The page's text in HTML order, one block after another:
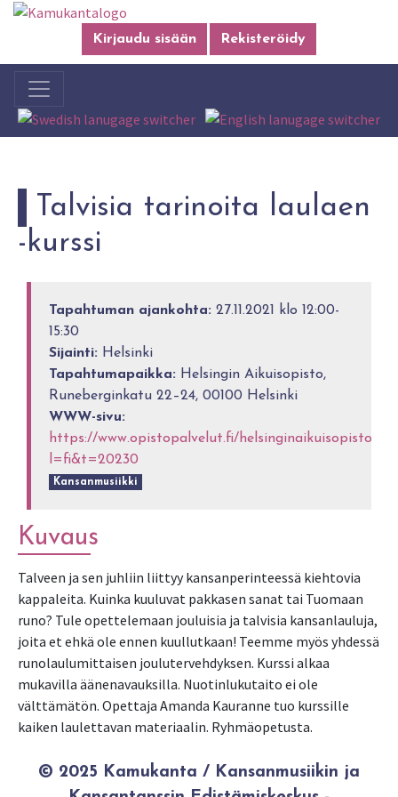
Kirjaudu sisään Rekisteröidy
Talvisia tarinoita laulaen
-kurssi
Tapahtuman ajankohta: 27.11.2021 klo 12:00-
15:30
Sijainti: Helsinki
Tapahtumapaikka: Helsingin Aikuisopisto,
Runeberginkatu 22–24, 00100 Helsinki
WWW-sivu:
https://www.opistopalvelut.fi/helsinginaikuisopisto/
l=fi&t=20230
Kansanmusiikki
Kuvaus
Talveen ja sen juhliin liittyy kansanperinteessä kiehtovia
kappaleita. Kuinka kuuluvat pakkasen sanat tai Tuomaan
runo? Tule opettelemaan jouluisia ja talvisia kansanlauluja,
joita et ehkä ole ennen kuullutkaan! Teemme myös yhdessä
runolaulumittaisen joulutervehdyksen. Kurssi alkaa
mukavilla äänenavauksilla. Nuotinlukutaito ei ole
välttämätön. Opettaja Amanda Kauranne tuo kurssille
kaiken laulettavan materiaalin. Ryhmäopetusta.
© 2025 Kamukanta / Kansanmusiikin ja